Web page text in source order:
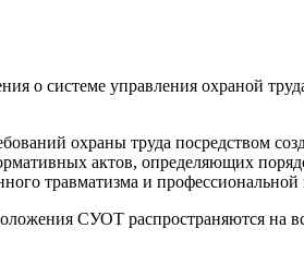
о системе управления охраной
охраны труда посредством
актов, определяющих
травматизма и профессиональной
СУОТ распространяются на